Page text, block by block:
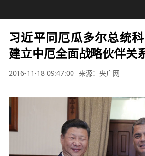
习近平同厄瓜多尔总统
建立中厄全面战略伙伴关
2016-11-18 09:47:00 来源：央广网